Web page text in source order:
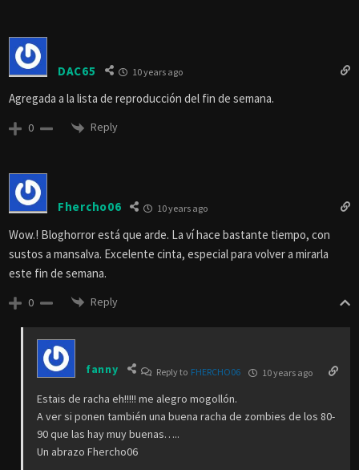
DAC65 10 years ago
Agregada a la lista de reproducción del fin de semana.
0 Reply
Fhercho06 10 years ago
Wow.! Bloghorror está que arde. La ví hace bastante tiempo, con
sustos a mansalva. Excelente cinta, especial para volver a mirarla
este fin de semana.
0 Reply
fanny Reply to FHERCHO06 10 years ago
Estais de racha eh!!!!! me alegro mogollón.
A ver si ponen también una buena racha de zombies de los 80-
90 que las hay muy buenas…..
Un abrazo Fhercho06